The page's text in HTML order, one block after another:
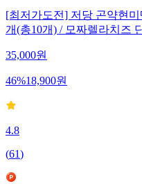
[최저가도전] 저당 곤약현
개(총10개) / 모짜렐라치즈
35,000원
46%18,900원
4.8
(61)